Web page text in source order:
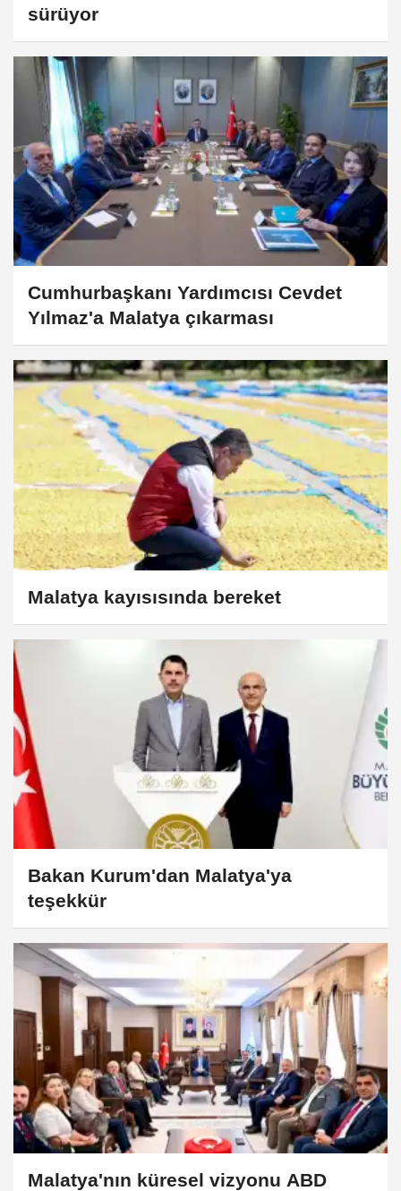
sürüyor
Cumhurbaşkanı Yardımcısı Cevdet
Yılmaz'a Malatya çıkarması
Malatya kayısısında bereket
Bakan Kurum'dan Malatya'ya
teşekkür
Malatya'nın küresel vizyonu ABD